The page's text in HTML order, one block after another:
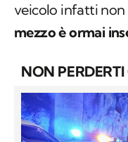
veicolo infatti
mezzo è ormai
NON